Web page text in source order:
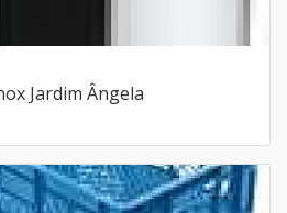
Jardim Ângela